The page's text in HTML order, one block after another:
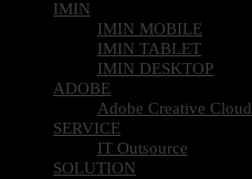
IMIN
IMIN MOBILE
IMIN TABLET
IMIN DESKTOP
ADOBE
Adobe Creative Cloud
SERVICE
IT Outsource
SOLUTION